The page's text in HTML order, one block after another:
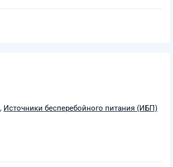
, Источники бесперебойного питания (ИБП)